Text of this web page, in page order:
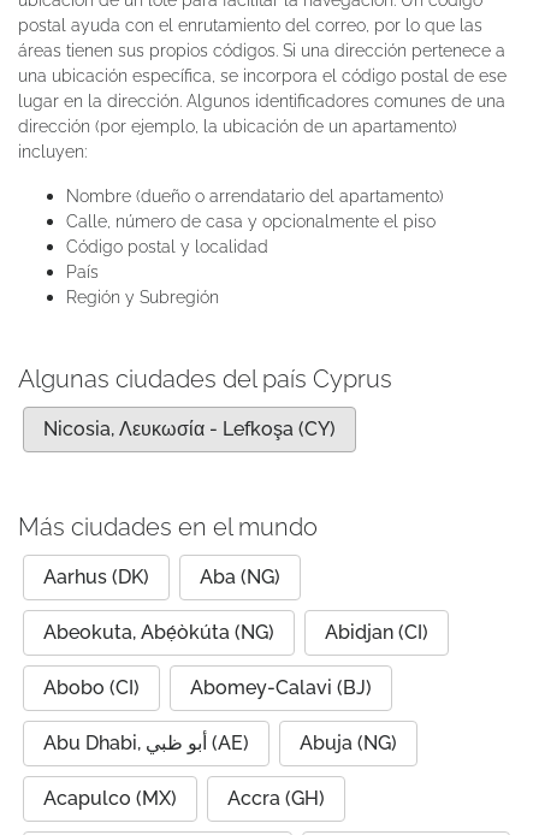
postal ayuda con el enrutamiento del correo, por lo que las
áreas tienen sus propios códigos. Si una dirección pertenece a
una ubicación específica, se incorpora el código postal de ese
lugar en la dirección. Algunos identificadores comunes de una
dirección (por ejemplo, la ubicación de un apartamento)
incluyen:
Nombre (dueño o arrendatario del apartamento)
Calle, número de casa y opcionalmente el piso
Código postal y localidad
País
Región y Subregión
Algunas ciudades del país Cyprus
Nicosia, Λευκωσία - Lefkoşa (CY)
Más ciudades en el mundo
Aarhus (DK) Aba (NG)
Abeokuta, Abẹ́òkúta (NG) Abidjan (CI)
Abobo (CI) Abomey-Calavi (BJ)
Abu Dhabi, أبو ظبي (AE) Abuja (NG)
Acapulco (MX) Accra (GH)